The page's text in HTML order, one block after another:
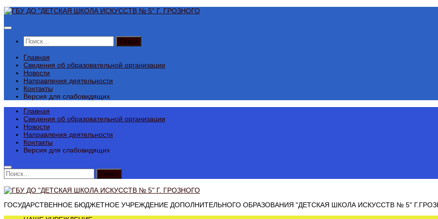
Перейти
содержимому
Найти:
Главная
Сведения об образовательной организации
Новости
Направления деятельности
Контакты
Версия для слабовидящих
Главная
Сведения об образовательной организации
Новости
Направления деятельности
Контакты
Версия для слабовидящих
Найти:
ГОСУДАРСТВЕННОЕ БЮДЖЕТНОЕ УЧРЕЖДЕНИЕ ДОПОЛНИТЕЛЬНОГО ОБРАЗОВАНИЯ "ДЕТСКАЯ ШКОЛА ИСКУССТВ № 5"